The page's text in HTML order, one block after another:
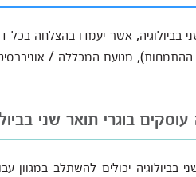
בביולוגיה, אשר יעמדו בהצלחה בכל
ההתמחות), מטעם המכללה /
בוגרי תואר שני
בביולוגיה יכולים להשתלב